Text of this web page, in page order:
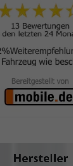
Hersteller